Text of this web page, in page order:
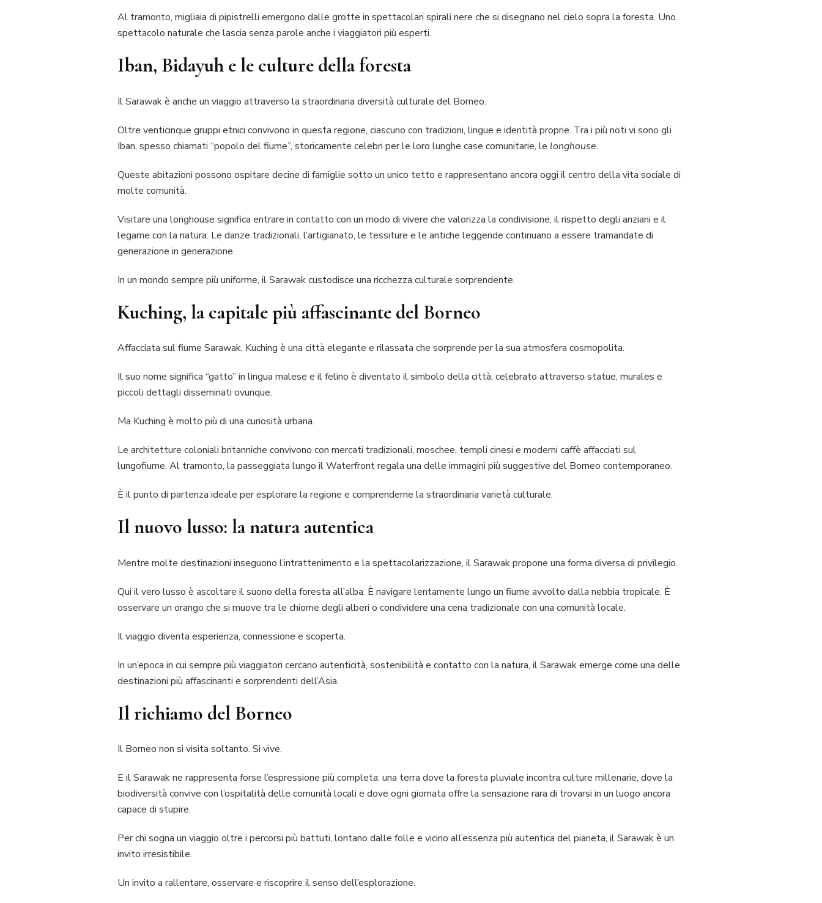
Al tramonto, migliaia di pipistrelli emergono dalle grotte in spettacolari spirali nere che si disegnano nel cielo sopra la foresta. Uno
spettacolo naturale che lascia senza parole anche i viaggiatori più esperti.
Iban, Bidayuh e le culture della foresta
Il Sarawak è anche un viaggio attraverso la straordinaria diversità culturale del Borneo.
Oltre venticinque gruppi etnici convivono in questa regione, ciascuno con tradizioni, lingue e identità proprie. Tra i più noti vi sono gli
Iban, spesso chiamati “popolo del fiume”, storicamente celebri per le loro lunghe case comunitarie, le longhouse.
Queste abitazioni possono ospitare decine di famiglie sotto un unico tetto e rappresentano ancora oggi il centro della vita sociale di
molte comunità.
Visitare una longhouse significa entrare in contatto con un modo di vivere che valorizza la condivisione, il rispetto degli anziani e il
legame con la natura. Le danze tradizionali, l’artigianato, le tessiture e le antiche leggende continuano a essere tramandate di
generazione in generazione.
In un mondo sempre più uniforme, il Sarawak custodisce una ricchezza culturale sorprendente.
Kuching, la capitale più affascinante del Borneo
Affacciata sul fiume Sarawak, Kuching è una città elegante e rilassata che sorprende per la sua atmosfera cosmopolita.
Il suo nome significa “gatto” in lingua malese e il felino è diventato il simbolo della città, celebrato attraverso statue, murales e
piccoli dettagli disseminati ovunque.
Ma Kuching è molto più di una curiosità urbana.
Le architetture coloniali britanniche convivono con mercati tradizionali, moschee, templi cinesi e moderni caffè affacciati sul
lungofiume. Al tramonto, la passeggiata lungo il Waterfront regala una delle immagini più suggestive del Borneo contemporaneo.
È il punto di partenza ideale per esplorare la regione e comprenderne la straordinaria varietà culturale.
Il nuovo lusso: la natura autentica
Mentre molte destinazioni inseguono l’intrattenimento e la spettacolarizzazione, il Sarawak propone una forma diversa di privilegio.
Qui il vero lusso è ascoltare il suono della foresta all’alba. È navigare lentamente lungo un fiume avvolto dalla nebbia tropicale. È
osservare un orango che si muove tra le chiome degli alberi o condividere una cena tradizionale con una comunità locale.
Il viaggio diventa esperienza, connessione e scoperta.
In un’epoca in cui sempre più viaggiatori cercano autenticità, sostenibilità e contatto con la natura, il Sarawak emerge come una delle
destinazioni più affascinanti e sorprendenti dell’Asia.
Il richiamo del Borneo
Il Borneo non si visita soltanto. Si vive.
E il Sarawak ne rappresenta forse l’espressione più completa: una terra dove la foresta pluviale incontra culture millenarie, dove la
biodiversità convive con l’ospitalità delle comunità locali e dove ogni giornata offre la sensazione rara di trovarsi in un luogo ancora
capace di stupire.
Per chi sogna un viaggio oltre i percorsi più battuti, lontano dalle folle e vicino all’essenza più autentica del pianeta, il Sarawak è un
invito irresistibile.
Un invito a rallentare, osservare e riscoprire il senso dell’esplorazione.